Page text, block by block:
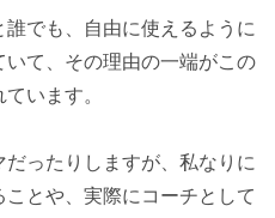
でも、自由に使えるように
て、その理由の一端がこの
います。
ったりしますが、私なりに
とや、実際にコーチとして